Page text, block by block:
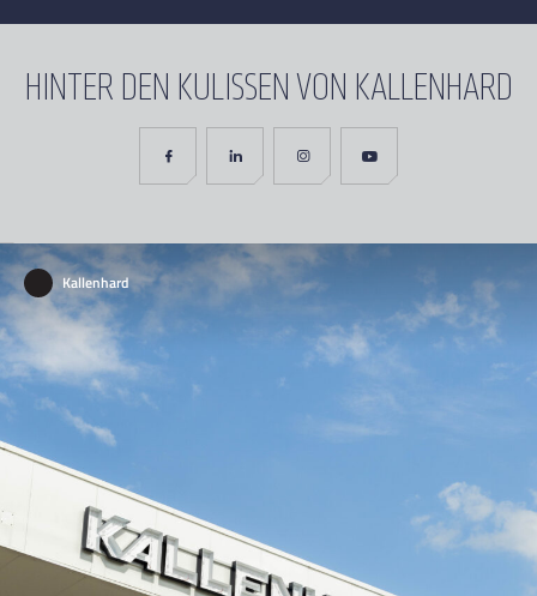
HINTER DEN KULISSEN VON KALLENHARD
Kallenhard